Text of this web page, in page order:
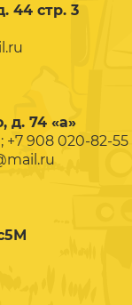
44 стр. 3
д. 74 «а»
+7 908 020-82-55